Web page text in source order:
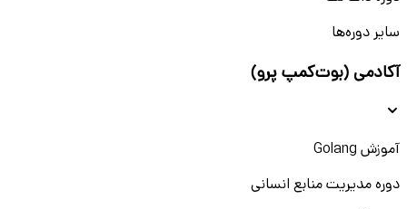
سایر دوره‌ها
آکادمی (بوت‌کمپ پرو)
آموزش Golang
دوره مدیریت منابع انسانی